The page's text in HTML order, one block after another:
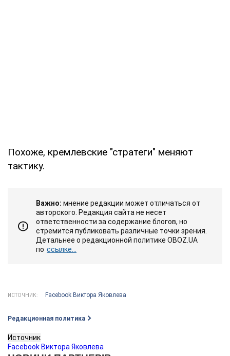
Похоже, кремлевские "стратеги" меняют
тактику.
Важно: мнение редакции может отличаться от
авторского. Редакция сайта не несет
ответственности за содержание блогов, но
стремится публиковать различные точки зрения.
Детальнее о редакционной политике OBOZ.UA
по ссылке...
ИСТОЧНИК: Facebook Виктора Яковлева
Редакционная политика
Источник
Facebook Виктора Яковлева